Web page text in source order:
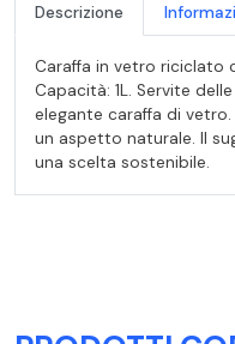
Descrizione
Caraffa in vetro riciclato
Capacità: 1L. Servite
elegante caraffa di
un aspetto naturale. Il
una scelta sostenibile.